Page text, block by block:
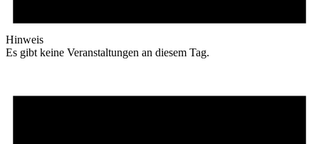
Hinweis
Es gibt keine Veranstaltungen an diesem Tag.